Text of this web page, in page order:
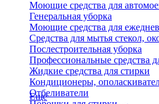
Моющие средства для
Генеральная уборка
Моющие средства для
Средства для мытья стекол,
Послестроительная уборка
Профессиональные средства
Жидкие средства для стирки
Кондиционеры,
Отбеливатели
Еще